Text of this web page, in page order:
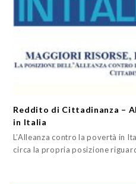
Reddito di Cittadinanza –
in Italia
L’Alleanza contro la povertà in
circa la propria posizione